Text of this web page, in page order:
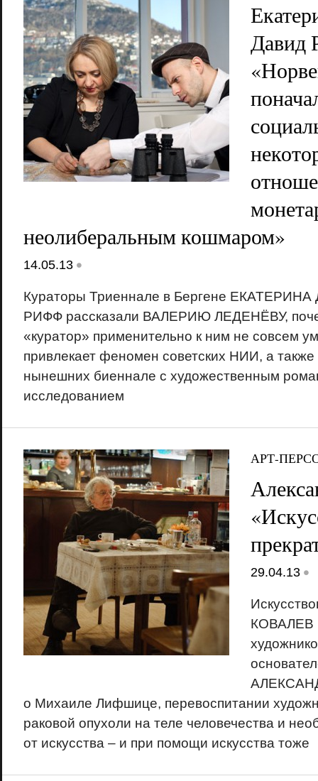
Давид
неолиберальным кошмаром»
14.05.13 •
Кураторы Триеннале в Бергене
РИФФ рассказали ВАЛЕРИЮ ЛЕДЕНЁВУ,
«куратор» применительно к ним не совсем
привлекает феномен советских НИИ, а
нынешних биеннале с художественным
исследованием
АРТ-
29.04.13 •
КОВАЛЕВ
о Михаиле Лифшице, перевоспитании
раковой опухоли на теле человечества и
от искусства – и при помощи искусства тоже